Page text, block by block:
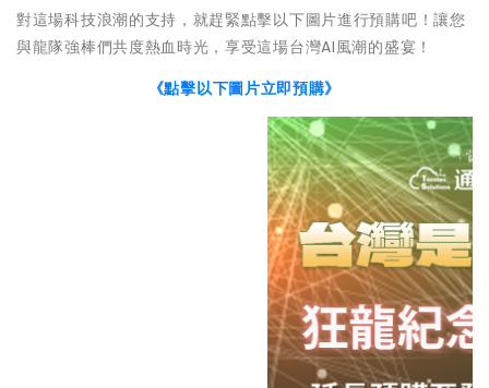
對這場科技浪潮的支持，就趕緊點擊以下圖片進行預購吧！讓您
與龍隊強棒們共度熱血時光，享受這場台灣AI風潮的盛宴！
《點擊以下圖片立即預購》